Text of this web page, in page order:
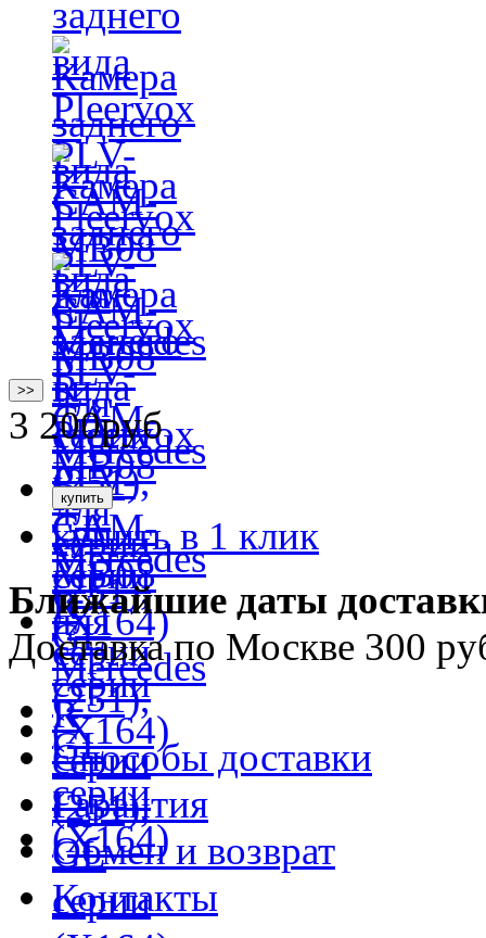
>>
3 200руб
купить в 1 клик
Ближайшие даты
Доставка по Москве 300
Способы доставки
Гарантия
Обмен и возврат
Контакты